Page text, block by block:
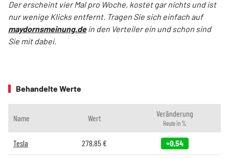
Der erscheint vier Mal pro Woche, kostet gar nichts und ist
nur wenige Klicks entfernt. Tragen Sie sich einfach auf
maydornsmeinung.de in den Verteiler ein und schon sind
Sie mit dabei.
Behandelte Werte
Name Wert Veränderung
Heute in %
Tesla 278,85 € +0,54